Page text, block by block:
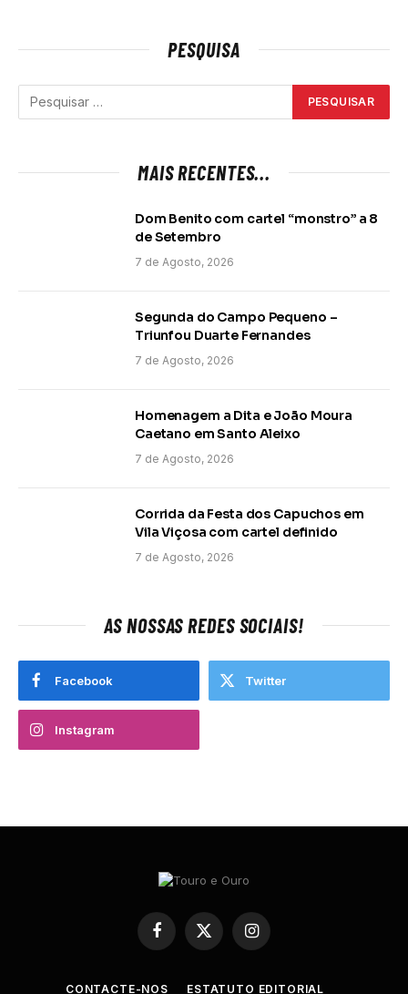
PESQUISA
MAIS RECENTES...
Dom Benito com cartel “monstro” a 8
de Setembro
7 de Agosto, 2026
Segunda do Campo Pequeno –
Triunfou Duarte Fernandes
7 de Agosto, 2026
Homenagem a Dita e João Moura
Caetano em Santo Aleixo
7 de Agosto, 2026
Corrida da Festa dos Capuchos em
Vila Viçosa com cartel definido
7 de Agosto, 2026
AS NOSSAS REDES SOCIAIS!
Facebook Twitter
Instagram
Facebook
X
(Twitter)
Instagram
CONTACTE-NOS ESTATUTO EDITORIAL